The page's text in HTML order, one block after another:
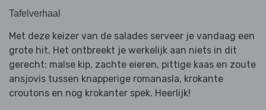
Tafelverhaal
Met deze keizer van de salades serveer je vandaag een
grote hit. Het ontbreekt je werkelijk aan niets in dit
gerecht: malse kip, zachte eieren, pittige kaas en zoute
ansjovis tussen knapperige romanasla, krokante
croutons en nog krokanter spek. Heerlijk!